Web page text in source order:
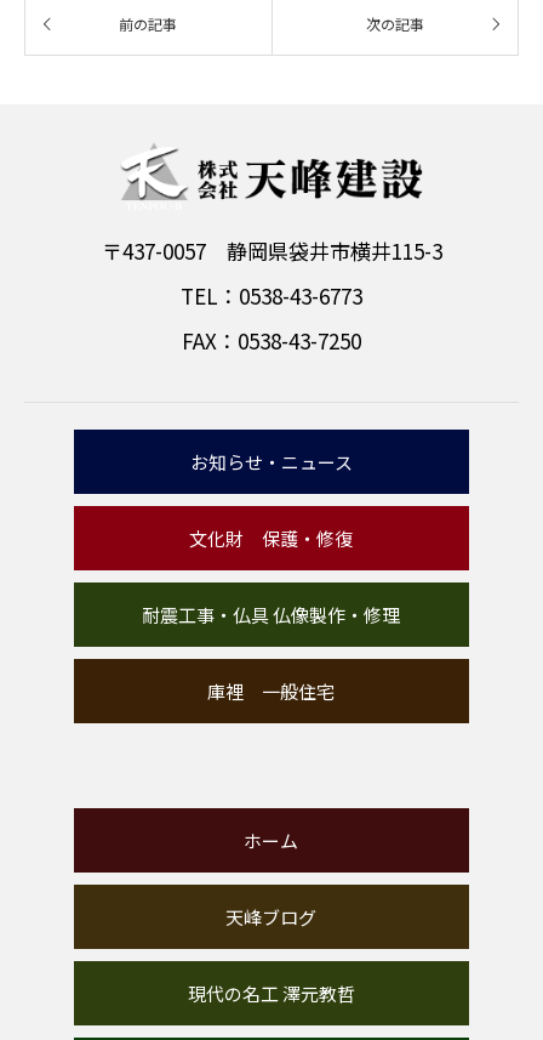
〒437-0057 静岡県袋井市横井115-3
TEL：0538-43-6773
FAX：0538-43-7250
お知らせ・ニュース
文化財 保護・修復
耐震工事・仏具 仏像製作・修理
庫裡 一般住宅
ホーム
天峰ブログ
現代の名工 澤元教哲